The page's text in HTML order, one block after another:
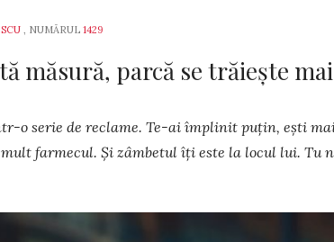
, NUMĂRUL 1429
măsură, parcă se trăiește
o serie de reclame. Te-ai împlinit puțin, ești
farmecul. Și zâmbetul îți este la locul lui. Tu